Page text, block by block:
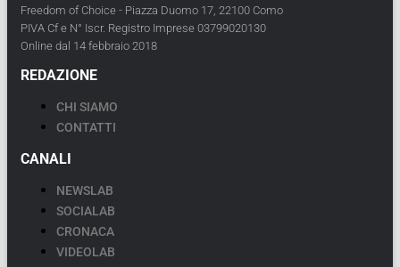
Freedom of Choice - Piazza Duomo 17, 22100 Como
PIVA Cf e N° Iscr. Registro Imprese 03799020130
Online dal 14 febbraio 2018
REDAZIONE
CHI SIAMO
CONTATTI
CANALI
NEWSLAB
SOCIALAB
CRONACA
VIDEOLAB